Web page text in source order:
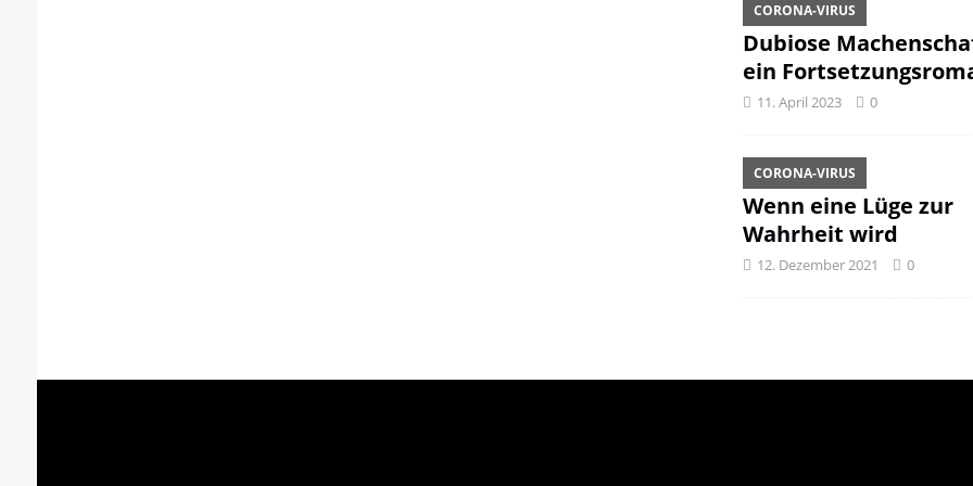
Dubiose
ein
CORONA-VIRUS
11. April 2023 0
Wenn eine Lüge zur
Wahrheit wird
CORONA-VIRUS
12. Dezember 2021 0